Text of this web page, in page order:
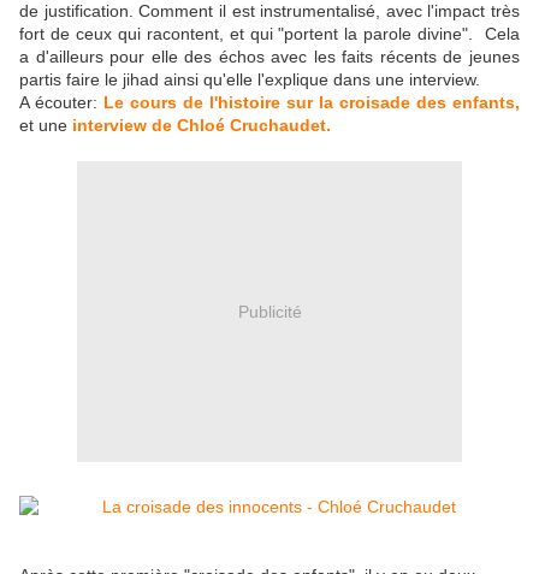
de justification. Comment il est instrumentalisé, avec l'impact très
fort de ceux qui racontent, et qui "portent la parole divine". Cela
a d'ailleurs pour elle des échos avec les faits récents de jeunes
partis faire le jihad ainsi qu'elle l'explique dans une interview.
A écouter: Le cours de l'histoire sur la croisade des enfants,
et une interview de Chloé Cruchaudet.
Publicité